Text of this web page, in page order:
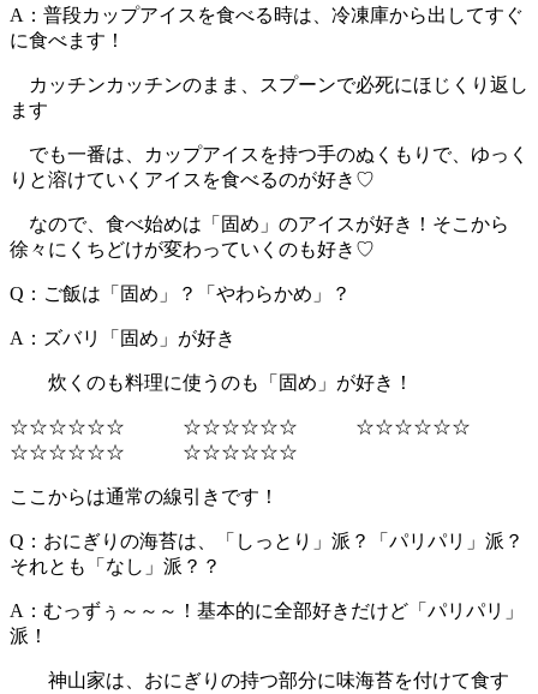
A：普段カップアイスを食べる時は、冷凍庫から出してすぐ
に食べます！
カッチンカッチンのまま、スプーンで必死にほじくり返し
ます
でも一番は、カップアイスを持つ手のぬくもりで、ゆっく
りと溶けていくアイスを食べるのが好き♡
なので、食べ始めは「固め」のアイスが好き！そこから
徐々にくちどけが変わっていくのも好き♡
Q：ご飯は「固め」？「やわらかめ」？
A：ズバリ「固め」が好き
炊くのも料理に使うのも「固め」が好き！
☆☆☆☆☆☆ ☆☆☆☆☆☆ ☆☆☆☆☆☆
☆☆☆☆☆☆ ☆☆☆☆☆☆
ここからは通常の線引きです！
Q：おにぎりの海苔は、「しっとり」派？「パリパリ」派？
それとも「なし」派？？
A：むっずぅ～～～！基本的に全部好きだけど「パリパリ」
派！
神山家は、おにぎりの持つ部分に味海苔を付けて食す